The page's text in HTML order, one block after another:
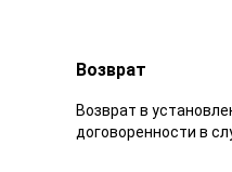
Возврат
Возврат в
договоренности в